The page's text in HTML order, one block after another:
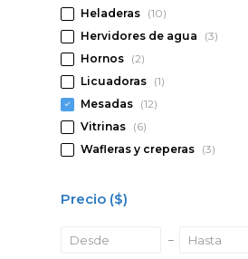
Heladeras (10)
Hervidores de agua
(3)
Hornos (2)
Licuadoras (1)
Mesadas (12)
Vitrinas (6)
Wafleras y creperas (3)
Precio ($)